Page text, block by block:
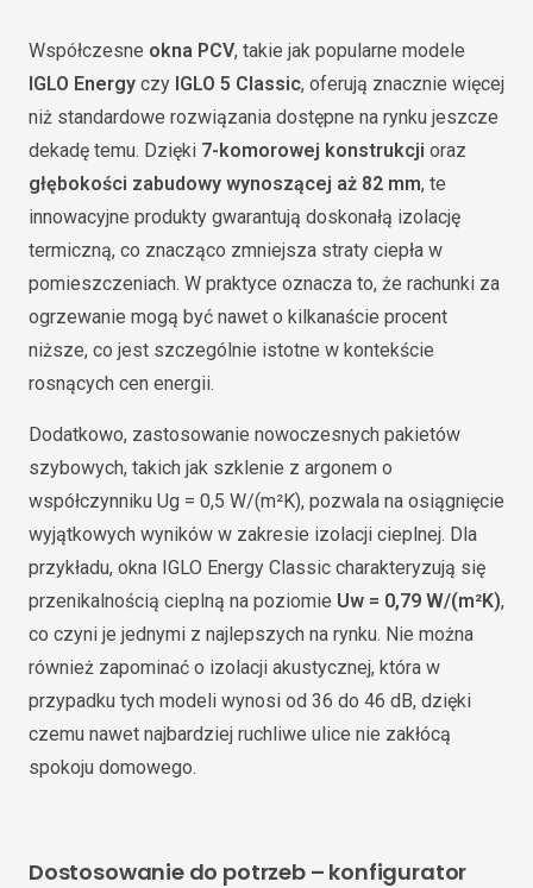
Współczesne okna PCV, takie jak popularne modele
IGLO Energy czy IGLO 5 Classic, oferują znacznie więcej
niż standardowe rozwiązania dostępne na rynku jeszcze
dekadę temu. Dzięki 7-komorowej konstrukcji oraz
głębokości zabudowy wynoszącej aż 82 mm, te
innowacyjne produkty gwarantują doskonałą izolację
termiczną, co znacząco zmniejsza straty ciepła w
pomieszczeniach. W praktyce oznacza to, że rachunki za
ogrzewanie mogą być nawet o kilkanaście procent
niższe, co jest szczególnie istotne w kontekście
rosnących cen energii.
Dodatkowo, zastosowanie nowoczesnych pakietów
szybowych, takich jak szklenie z argonem o
współczynniku Ug = 0,5 W/(m²K), pozwala na osiągnięcie
wyjątkowych wyników w zakresie izolacji cieplnej. Dla
przykładu, okna IGLO Energy Classic charakteryzują się
przenikalnością cieplną na poziomie Uw = 0,79 W/(m²K),
co czyni je jednymi z najlepszych na rynku. Nie można
również zapominać o izolacji akustycznej, która w
przypadku tych modeli wynosi od 36 do 46 dB, dzięki
czemu nawet najbardziej ruchliwe ulice nie zakłócą
spokoju domowego.
Dostosowanie do potrzeb – konfigurator